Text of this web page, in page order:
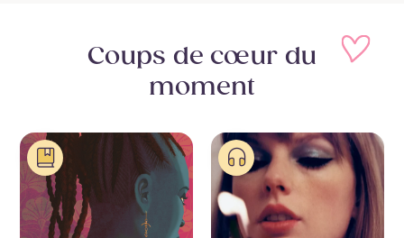
Coups de cœur du
moment